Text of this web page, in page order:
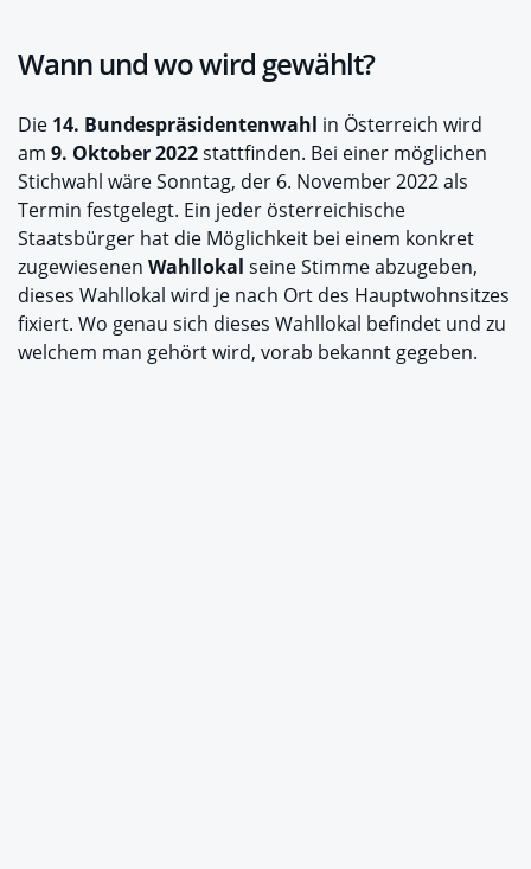
Wann und wo wird gewählt?
Die 14. Bundespräsidentenwahl in Österreich wird
am 9. Oktober 2022stattfinden. Bei einer möglichen
Stichwahl wäre Sonntag, der 6. November 2022 als
Termin festgelegt. Ein jeder österreichische
Staatsbürger hat die Möglichkeit bei einem konkret
zugewiesenen Wahllokal seine Stimme abzugeben,
dieses Wahllokal wird je nach Ort des Hauptwohnsitzes
fixiert. Wo genau sich dieses Wahllokal befindet und zu
welchem man gehört wird, vorab bekannt gegeben.